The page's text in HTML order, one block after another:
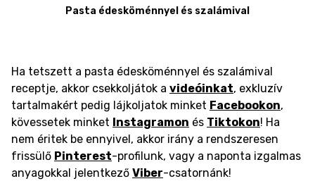
Pasta édesköménnyel és szalámival
Ha tetszett a pasta édesköménnyel és szalámival
receptje, akkor csekkoljátok a videóinkat, exkluzív
tartalmakért pedig lájkoljatok minket Facebookon,
kövessetek minket Instagramon és Tiktokon! Ha
nem éritek be ennyivel, akkor irány a rendszeresen
frissülő Pinterest-profilunk, vagy a naponta izgalmas
anyagokkal jelentkező Viber-csatornánk!